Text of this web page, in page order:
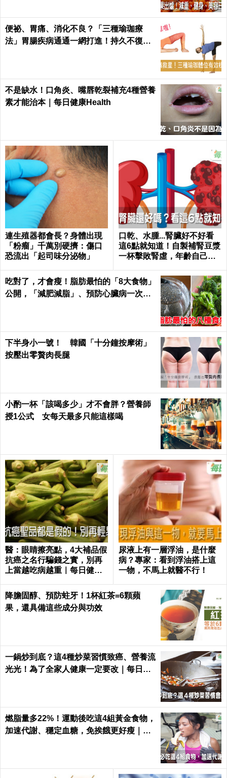
便祕、胃痛、消化不良？「三種瑜珈療
法」胃腸疾病通通一網打進！持久不復
不是缺水！口角炎、嘴唇乾裂補充4種營養
素才能治本｜每日健康Health
連生殖器都會長？身體出現
「粉瘤」千萬別硬擠：傷口
恐流出「起司味分泌物」
口乾、水腫...腎臟好不好看
這6點就知道！自製補腎豆漿
一杯擊敗腎虛，年齡自己決
吃對了，才會瘦！脂肪最怕的「8大食物」
公開，「減肥減脂」、預防心臟病一次滿
下半身小一號！ 韓國「十分鐘按摩術」
按壓出零贅肉長腿
小酌一杯「該喝多少」才不會胖？營養師
授1公式 女每天最多只能這樣喝
醫：眼睛擦亮點，4大補品假
抗癌之名行騙錢之實，別再
上當越吃病越重｜每日健康
尿液上有一層浮油，是什麼
病？專家：看到浮油搭上這
一物，不馬上就醫不行！
降膽固醇、預防蛀牙！1杯紅茶=6顆蘋
果，還具備這些成分與功效
一鍋炒到底？這4種炒菜習慣致癌、營養流
光光！為了全家人健康一定要改｜每日健
燃脂量多22%！運動後吃這4組黃金食物，
加速代謝、穩定血糖，免挨餓更好瘦｜每